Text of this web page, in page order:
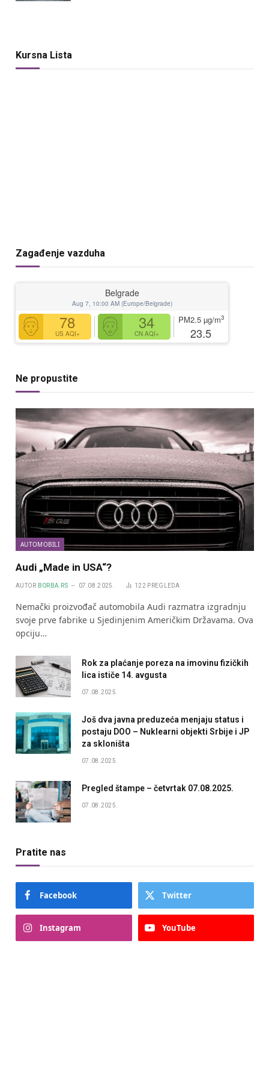
Kursna Lista
Zagađenje vazduha
Belgrade
Aug 7, 10:00 AM (Europe/Belgrade)
78
US AQI+
34
CN AQI+
PM2.5 µg/m3
23.5
Ne propustite
AUTOMOBILI
Audi „Made in USA“?
AUTOR BORBA.RS 07.08.2025. 122 PREGLEDA
Nemački proizvođač automobila Audi razmatra izgradnju
svoje prve fabrike u Sjedinjenim Američkim Državama. Ova
opciju…
Rok za plaćanje poreza na imovinu fizičkih
lica ističe 14. avgusta
07.08.2025.
Još dva javna preduzeća menjaju status i
postaju DOO – Nuklearni objekti Srbije i JP
za skloništa
07.08.2025.
Pregled štampe – četvrtak 07.08.2025.
07.08.2025.
Pratite nas
Facebook Twitter
Instagram YouTube